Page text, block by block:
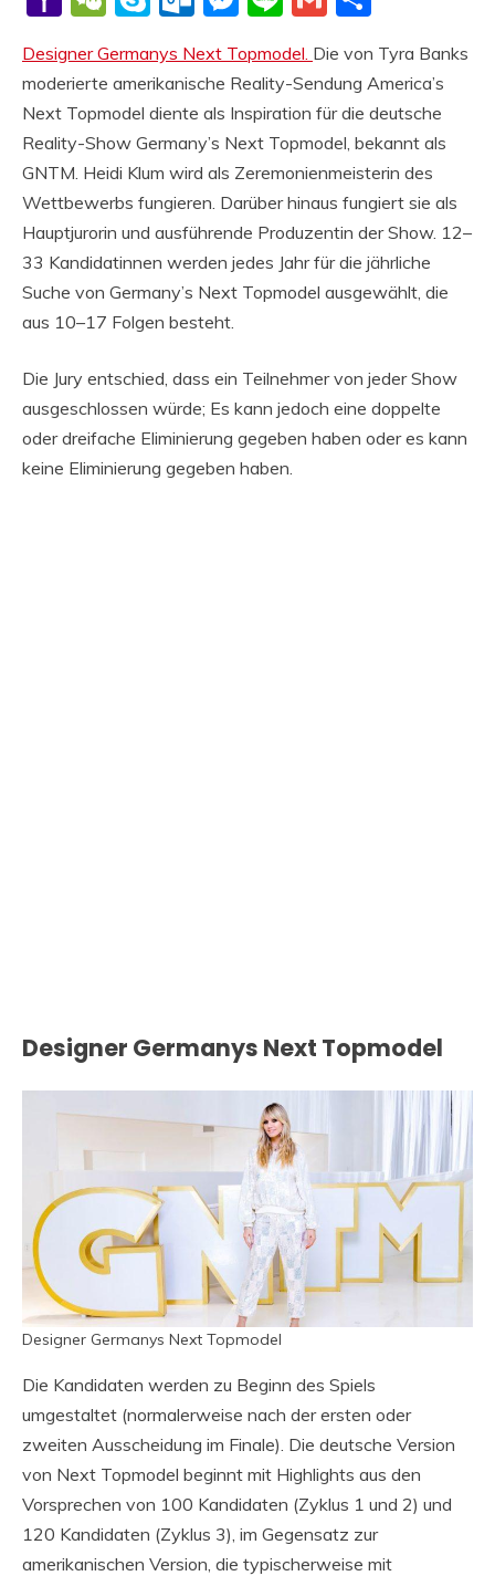
Designer Germanys Next Topmodel. Die von Tyra Banks
moderierte amerikanische Reality-Sendung America’s
Next Topmodel diente als Inspiration für die deutsche
Reality-Show Germany’s Next Topmodel, bekannt als
GNTM. Heidi Klum wird als Zeremonienmeisterin des
Wettbewerbs fungieren. Darüber hinaus fungiert sie als
Hauptjurorin und ausführende Produzentin der Show. 12–
33 Kandidatinnen werden jedes Jahr für die jährliche
Suche von Germany’s Next Topmodel ausgewählt, die
aus 10–17 Folgen besteht.
Die Jury entschied, dass ein Teilnehmer von jeder Show
ausgeschlossen würde; Es kann jedoch eine doppelte
oder dreifache Eliminierung gegeben haben oder es kann
keine Eliminierung gegeben haben.
Designer Germanys Next Topmodel
Designer Germanys Next Topmodel
Die Kandidaten werden zu Beginn des Spiels
umgestaltet (normalerweise nach der ersten oder
zweiten Ausscheidung im Finale). Die deutsche Version
von Next Topmodel beginnt mit Highlights aus den
Vorsprechen von 100 Kandidaten (Zyklus 1 und 2) und
120 Kandidaten (Zyklus 3), im Gegensatz zur
amerikanischen Version, die typischerweise mit